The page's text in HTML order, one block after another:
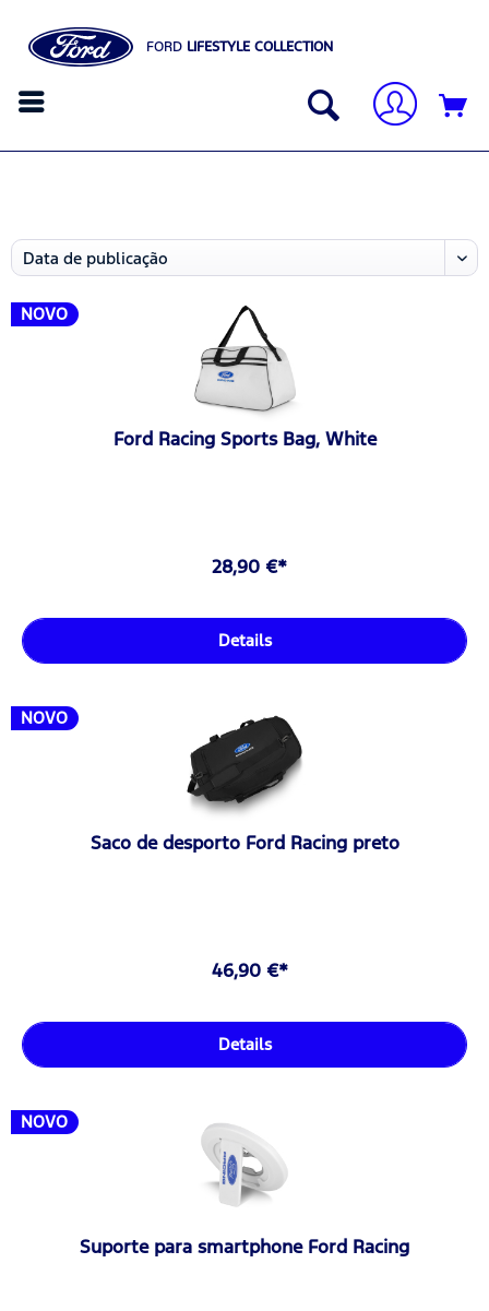
FORD LIFESTYLE COLLECTION
NOVO
Ford Racing Sports Bag, White
28,90 €*
Details
NOVO
Saco de desporto Ford Racing preto
46,90 €*
Details
NOVO
Suporte para smartphone Ford Racing